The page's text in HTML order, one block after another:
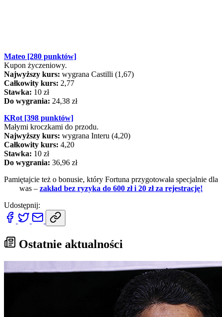
Mateo [280 punktów]
Kupon życzeniowy.
Najwyższy kurs: wygrana Castilli (1,67)
Całkowity kurs: 2,77
Stawka: 10 zł
Do wygrania: 24,38 zł
KRot [398 punktów]
Małymi kroczkami do przodu.
Najwyższy kurs: wygrana Interu (4,20)
Całkowity kurs: 4,20
Stawka: 10 zł
Do wygrania: 36,96 zł
Pamiętajcie też o bonusie, który Fortuna przygotowała specjalnie dla
was – zakład bez ryzyka do 600 zł i 20 zł za rejestrację!
Udostępnij:
Ostatnie aktualności